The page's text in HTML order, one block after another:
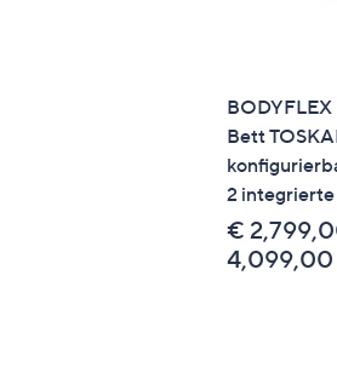
Bett
2 integrierte
€
4,099,00